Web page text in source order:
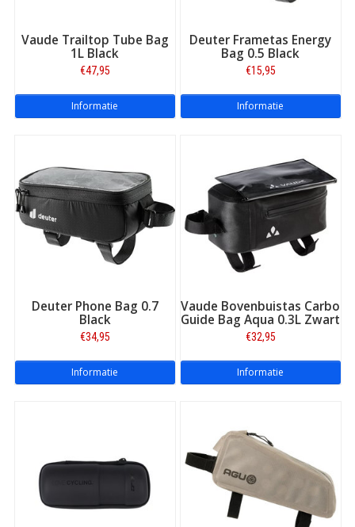
Betrouwbare levering:via PostNL
Uitstekende service
en online bereikbaarheid
Beste reviews:
zeer hoge waardering van onze klanten
Riant assortiment:elk merk, elk type fietstas!
Vaude Trailtop Tube Bag
1L Black
€47,95
Informatie
Deuter Frametas Energy
Bag 0.5 Black
€15,95
Informatie
Deuter Phone Bag 0.7
Black
€34,95
Informatie
Vaude Bovenbuistas Carbo
Guide Bag Aqua 0.3L Zwart
€32,95
Informatie